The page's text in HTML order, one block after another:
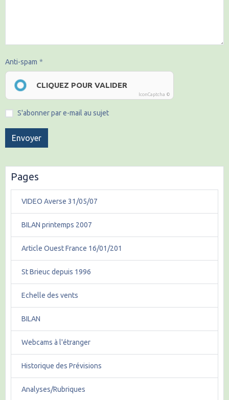
Anti-spam
CLIQUEZ POUR VALIDER
IconCaptcha ©
S'abonner par e-mail au sujet
Envoyer
Pages
VIDEO Averse 31/05/07
BILAN printemps 2007
Article Ouest France 16/01/201
St Brieuc depuis 1996
Echelle des vents
BILAN
Webcams à l'étranger
Historique des Prévisions
Analyses/Rubriques